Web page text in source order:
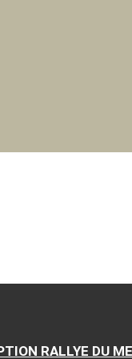
RALLYE DU